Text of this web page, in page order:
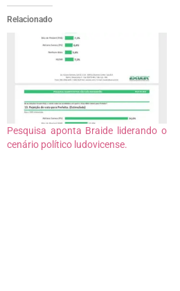
Relacionado
Pesquisa aponta Braide liderando o
cenário político ludovicense.